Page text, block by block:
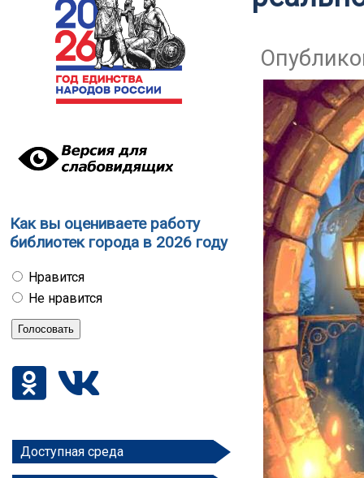
Как вы оцениваете работу
библиотек города в 2026 году
Нравится
Не нравится
Доступная среда